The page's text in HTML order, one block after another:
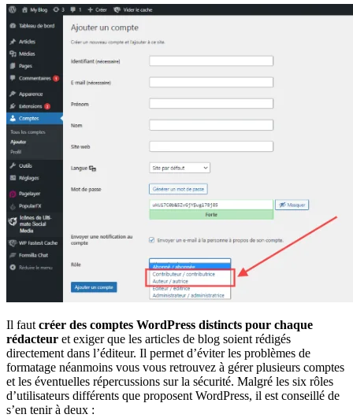
Il faut créer des comptes WordPress distincts pour chaque
rédacteur et exiger que les articles de blog soient rédigés
directement dans l’éditeur. Il permet d’éviter les problèmes de
formatage néanmoins vous vous retrouvez à gérer plusieurs comptes
et les éventuelles répercussions sur la sécurité. Malgré les six rôles
d’utilisateurs différents que proposent WordPress, il est conseillé de
s’en tenir à deux :